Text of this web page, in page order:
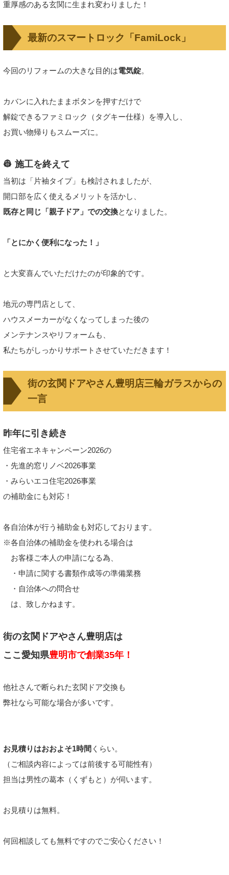
重厚感のある玄関に生まれ変わりました！
最新のスマートロック「FamiLock」
今回のリフォームの大きな目的は電気錠。
カバンに入れたままボタンを押すだけで
解錠できるファミロック（タグキー仕様）を導入し、
お買い物帰りもスムーズに。
👷 施工を終えて
当初は「片袖タイプ」も検討されましたが、
開口部を広く使えるメリットを活かし、
既存と同じ「親子ドア」での交換となりました。
「とにかく便利になった！」
と大変喜んでいただけたのが印象的です。
地元の専門店として、
ハウスメーカーがなくなってしまった後の
メンテナンスやリフォームも、
私たちがしっかりサポートさせていただきます！
街の玄関ドアやさん豊明店三輪ガラスからの
一言
昨年に引き続き
住宅省エネキャンペーン2026の
・先進的窓リノベ2026事業
・みらいエコ住宅2026事業
の補助金にも対応！
各自治体が行う補助金も対応しております。
※各自治体の補助金を使われる場合は
お客様ご本人の申請になる為、
・申請に関する書類作成等の準備業務
・自治体への問合せ
は、致しかねます。
街の玄関ドアやさん豊明店は
ここ愛知県豊明市で創業35年！
他社さんで断られた玄関ドア交換も
弊社なら可能な場合が多いです。
お見積りはおおよそ1時間 くらい。
（ご相談内容によっては前後する可能性有）
担当は男性の葛本（くずもと）が伺います。
お見積りは無料。
何回相談しても無料ですのでご安心ください！